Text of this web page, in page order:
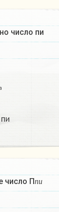
число пи
число П пи
пи